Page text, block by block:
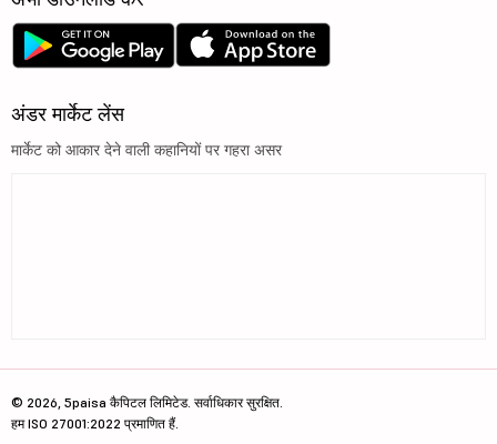
अंडर मार्केट लेंस
मार्केट को आकार देने वाली कहानियों पर गहरा असर
© 2026, 5paisa कैपिटल लिमिटेड. सर्वाधिकार सुरक्षित.
हम ISO 27001:2022 प्रमाणित हैं.